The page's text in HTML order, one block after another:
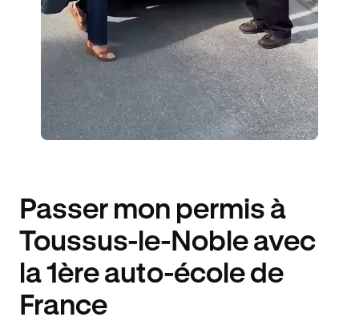
Passer mon permis à
Toussus-le-Noble avec
la 1ère auto-école de
France